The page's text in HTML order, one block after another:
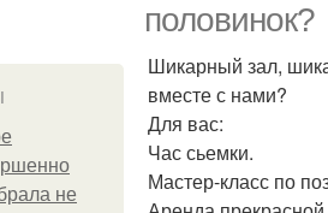
половинок?
не
Шикарный зал,
вместе с нами?
Для вас:
Час сьемки.
Мастер-класс по